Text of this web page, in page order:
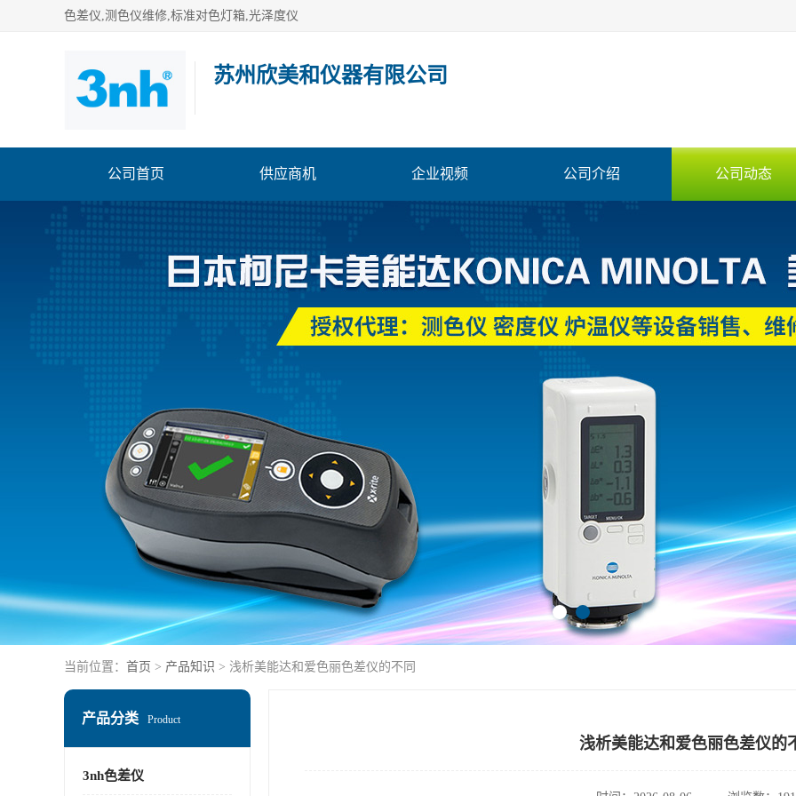
色差仪,测色仪维修,标准对色灯箱,光泽度仪
苏州欣美和仪器有限公司
公司首页 供应商机 企业视频 公司介绍 公司动态
当前位置： 首页 > 产品知识 > 浅析美能达和爱色丽色差仪的不同
产品分类 Product
3nh色差仪
浅析美能达和爱色丽色差仪的